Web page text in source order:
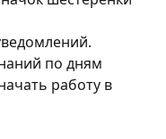
по дням
работу в